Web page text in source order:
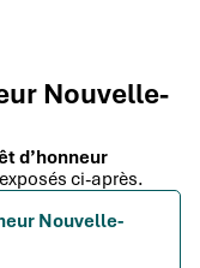
Nouvelle-
d’honneur
ci-après.
Nouvelle-